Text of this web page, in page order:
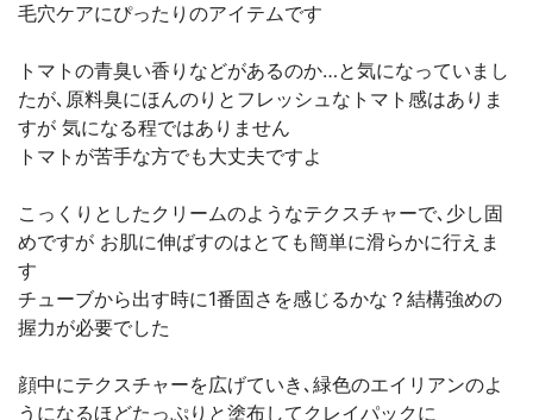
毛穴ケアにぴったりのアイテムです
トマトの青臭い香りなどがあるのか…と気になっていまし
たが､原料臭にほんのりとフレッシュなトマト感はありま
すが 気になる程ではありません
トマトが苦手な方でも大丈夫ですよ
こっくりとしたクリームのようなテクスチャーで､少し固
めですが お肌に伸ばすのはとても簡単に滑らかに行えま
す
チューブから出す時に1番固さを感じるかな？結構強めの
握力が必要でした
顔中にテクスチャーを広げていき､緑色のエイリアンのよ
うになるほどたっぷりと塗布してクレイパックに